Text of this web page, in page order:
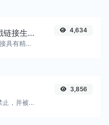
YouTube 时间戳链接生成器
生成的 YouTube 链接具有精确的开始时间戳，方便移动用户使用。
4,634
检查该网址是否被禁止，并被谷歌标记为安全/不安全。
3,856